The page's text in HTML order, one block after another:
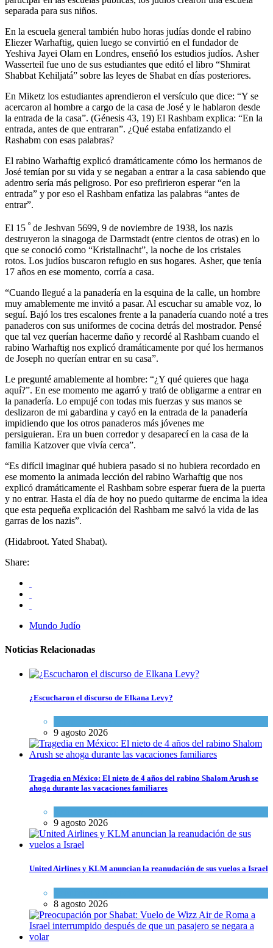
separada para sus niños.
En la escuela general también hubo horas judías donde el rabino
Eliezer Warhaftig, quien luego se convirtió en el fundador de
Yeshiva Jayei Olam en Londres, enseñó los estudios judíos. Asher
Wasserteil fue uno de sus estudiantes que editó el libro “Shmirat
Shabbat Kehiljatá” sobre las leyes de Shabat en días posteriores.
En Miketz los estudiantes aprendieron el versículo que dice: “Y se
acercaron al hombre a cargo de la casa de José y le hablaron desde
la entrada de la casa”. (Génesis 43, 19) El Rashbam explica: “En la
entrada, antes de que entraran”. ¿Qué estaba enfatizando el
Rashabm con esas palabras?
El rabino Warhaftig explicó dramáticamente cómo los hermanos de
José temían por su vida y se negaban a entrar a la casa sabiendo que
adentro sería más peligroso. Por eso prefirieron esperar “en la
entrada” y por eso el Rashbam enfatiza las palabras “antes de
entrar”.
El 15 º de Jeshvan 5699, 9 de noviembre de 1938, los nazis
destruyeron la sinagoga de Darmstadt (entre cientos de otras) en lo
que se conoció como “Kristallnacht”, la noche de los cristales
rotos. Los judíos buscaron refugio en sus hogares. Asher, que tenía
17 años en ese momento, corría a casa.
“Cuando llegué a la panadería en la esquina de la calle, un hombre
muy amablemente me invitó a pasar. Al escuchar su amable voz, lo
seguí. Bajó los tres escalones frente a la panadería cuando noté a tres
panaderos con sus uniformes de cocina detrás del mostrador. Pensé
que tal vez querían hacerme daño y recordé al Rashbam cuando el
rabino Warhaftig nos explicó dramáticamente por qué los hermanos
de Joseph no querían entrar en su casa”.
Le pregunté amablemente al hombre: “¿Y qué quieres que haga
aquí?”. En ese momento me agarró y trató de obligarme a entrar en
la panadería. Lo empujé con todas mis fuerzas y sus manos se
deslizaron de mi gabardina y cayó en la entrada de la panadería
impidiendo que los otros panaderos más jóvenes me
persiguieran. Era un buen corredor y desaparecí en la casa de la
familia Katzover que vivía cerca”.
“Es difícil imaginar qué hubiera pasado si no hubiera recordado en
ese momento la animada lección del rabino Warhaftig que nos
explicó dramáticamente el Rashbam sobre esperar fuera de la puerta
y no entrar. Hasta el día de hoy no puedo quitarme de encima la idea
que esta pequeña explicación del Rashbam me salvó la vida de las
garras de los nazis”.
(Hidabroot. Yated Shabat).
Share:
Mundo Judío
Noticias Relacionadas
¿Escucharon el discurso de Elkana Levy?
9 agosto 2026
Tragedia en México: El nieto de 4 años del rabino Shalom Arush se
ahoga durante las vacaciones familiares
9 agosto 2026
United Airlines y KLM anuncian la reanudación de sus vuelos a Israel
8 agosto 2026